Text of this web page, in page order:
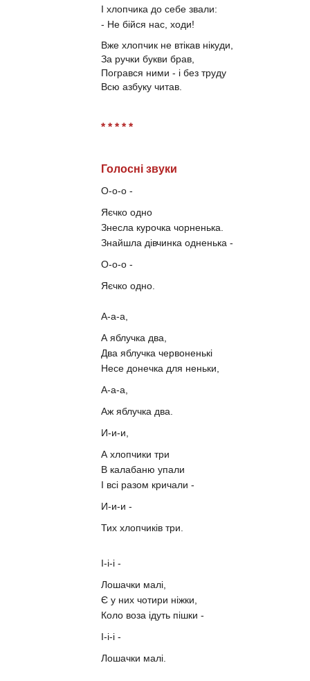
І хлопчика до себе звали:
- Не бійся нас, ходи!
Вже хлопчик не втікав нікуди,
За ручки букви брав,
Погрався ними - і без труду
Всю азбуку читав.
* * * * *
Голосні звуки
О-о-о -
Яєчко одно
Знесла курочка чорненька.
Знайшла дівчинка одненька -
О-о-о -
Яєчко одно.
А-а-а,
А яблучка два,
Два яблучка червоненькі
Несе донечка для неньки,
А-а-а,
Аж яблучка два.
И-и-и,
А хлопчики три
В калабаню упали
І всі разом кричали -
И-и-и -
Тих хлопчиків три.
І-і-і -
Лошачки малі,
Є у них чотири ніжки,
Коло воза ідуть пішки -
І-і-і -
Лошачки малі.